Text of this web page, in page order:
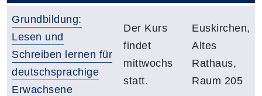
Grundbildung:
Lesen und
Schreiben lernen für
deutschsprachige
Erwachsene
Der Kurs
findet
mittwochs
statt.
Euskirchen,
Altes
Rathaus,
Raum 205